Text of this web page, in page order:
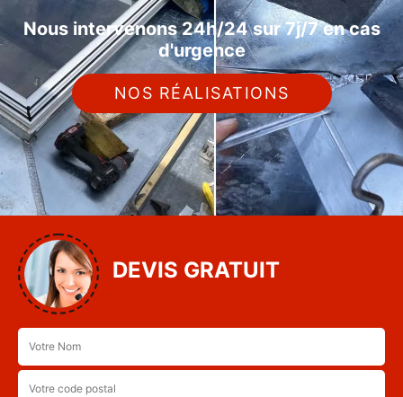
Nous intervenons 24h/24 sur 7j/7 en cas
d'urgence
NOS RÉALISATIONS
DEVIS GRATUIT